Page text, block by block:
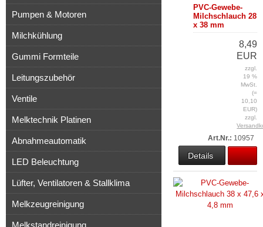
PVC-Gewebe-
Milchschlauch 28
x 38 mm
8,49
EUR
zzgl.
19 %
MwSt.
(=
10,10
EUR)
zzgl.
Art.Nr.: 10957
Details
Pumpen & Motoren
Milchkühlung
Gummi Formteile
Leitungszubehör
Ventile
Melktechnik Platinen
Abnahmeautomatik
LED Beleuchtung
Lüfter, Ventilatoren & Stallklima
Melkzeugreinigung
Melkstandreinigung